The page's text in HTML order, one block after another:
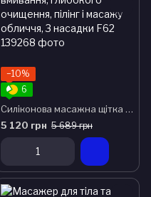
−10%
6
Силіконова масажна щітка з іонізацією для вмивання, глибокого очищення, пілінг і масажу обличчя, 3 насадки F62
5 120 грн 5 689 грн